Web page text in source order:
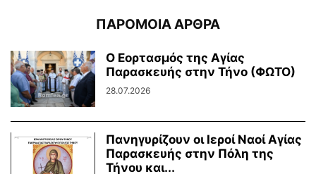
ΠΑΡΟΜΟΙΑ ΑΡΘΡΑ
Ο Εορτασμός της Αγίας
Παρασκευής στην Τήνο (ΦΩΤΟ)
28.07.2026
Πανηγυρίζουν οι Ιεροί Ναοί Αγίας
Παρασκευής στην Πόλη της
Τήνου και...